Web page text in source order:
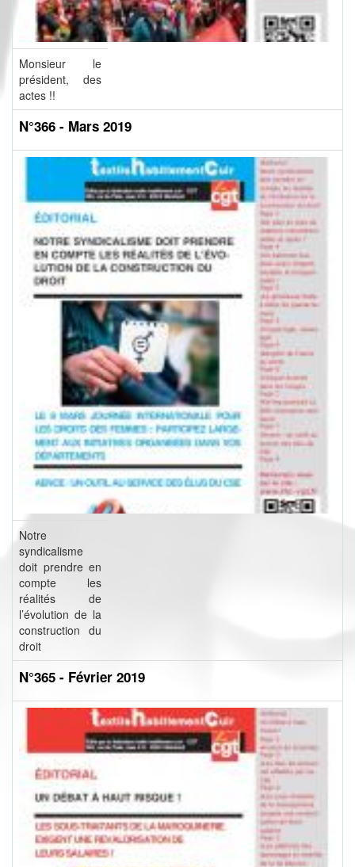
Monsieur le
président, des
actes !!
N°366 - Mars 2019
Notre
syndicalisme
doit prendre en
compte les
réalités de
l’évolution de la
construction du
droit
N°365 - Février 2019